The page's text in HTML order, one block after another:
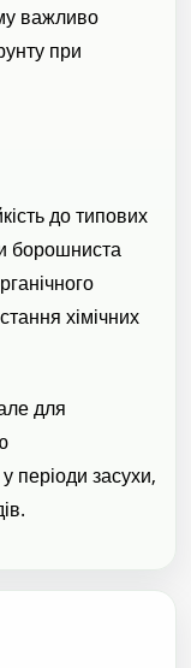
важливо
при
до типових
борошниста
хімічних
для
періоди засухи,